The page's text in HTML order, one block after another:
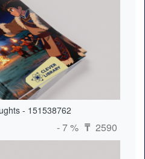
- 151538762
- 7 % ₸ 2590